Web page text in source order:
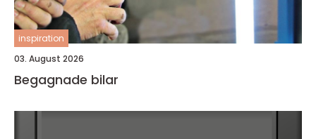
inspiration
03. August 2026
Begagnade bilar